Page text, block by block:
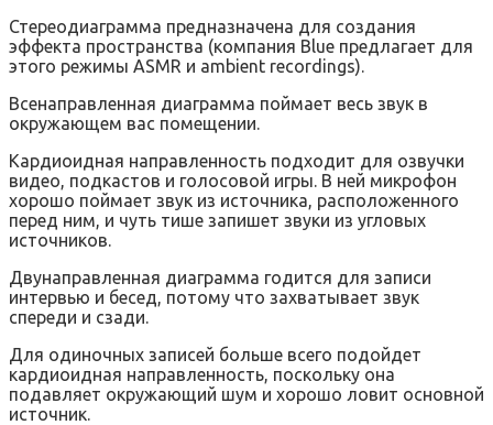
Стереодиаграмма предназначена для создания
эффекта пространства (компания Blue предлагает для
этого режимы ASMR и ambient recordings).
Всенаправленная диаграмма поймает весь звук в
окружающем вас помещении.
Кардиоидная направленность подходит для озвучки
видео, подкастов и голосовой игры. В ней микрофон
хорошо поймает звук из источника, расположенного
перед ним, и чуть тише запишет звуки из угловых
источников.
Двунаправленная диаграмма годится для записи
интервью и бесед, потому что захватывает звук
спереди и сзади.
Для одиночных записей больше всего подойдет
кардиоидная направленность, поскольку она
подавляет окружающий шум и хорошо ловит основной
источник.